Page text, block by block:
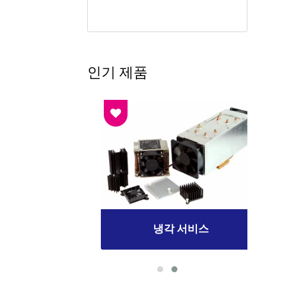
인기 제품
냉각 서비스